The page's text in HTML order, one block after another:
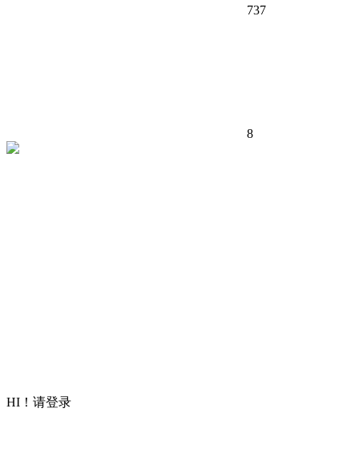
737
8
HI！请登录